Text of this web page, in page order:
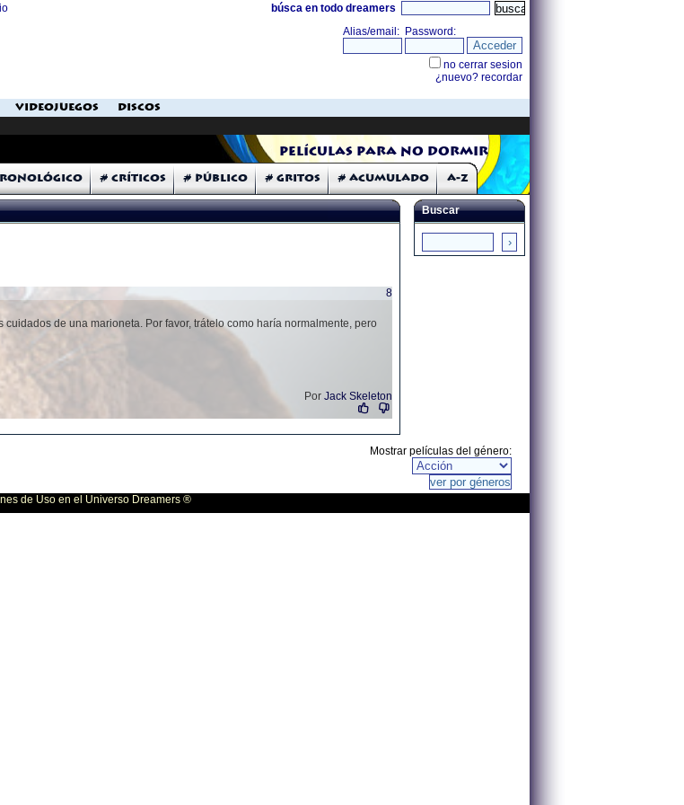
búsca en todo dreamers
VIDEOJUEGOS
DISCOS
Películas para no dormir
# Críticos # Público # Gritos # Acumulado A-Z
8
de una marioneta. Por favor, trátelo como haría normalmente, pero
Por Jack Skeleton
Buscar
Mostrar películas del género:
de Uso en el Universo Dreamers ®